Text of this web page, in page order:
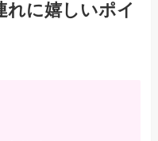
れに嬉しいポイ